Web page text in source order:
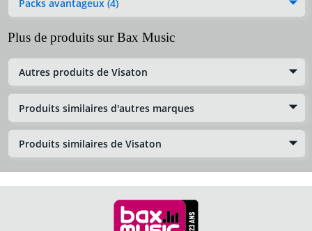
Packs avantageux (4)
Plus de produits sur Bax Music
Autres produits de Visaton
Produits similaires d'autres marques
Produits similaires de Visaton